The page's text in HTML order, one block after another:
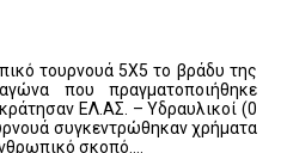
τουρνουά 5Χ5 το βράδυ της
που πραγματοποιήθηκε
ΕΛ.ΑΣ. – Υδραυλικοί (0
συγκεντρώθηκαν χρήματα
σκοπό….